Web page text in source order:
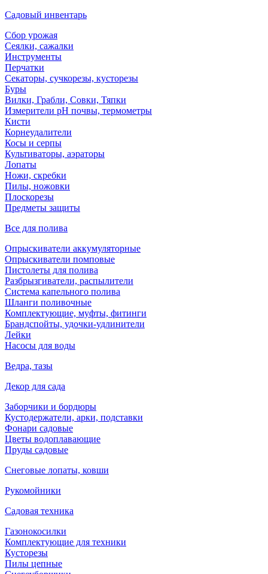
Садовый инвентарь
Сбор урожая
Сеялки, сажалки
Инструменты
Перчатки
Секаторы, сучкорезы, кусторезы
Буры
Вилки, Грабли, Совки, Тяпки
Измерители pH почвы, термометры
Кисти
Корнеудалители
Косы и серпы
Культиваторы, аэраторы
Лопаты
Ножи, скребки
Пилы, ножовки
Плоскорезы
Предметы защиты
Все для полива
Опрыскиватели аккумуляторные
Опрыскиватели помповые
Пистолеты для полива
Разбрызгиватели, распылители
Система капельного полива
Шланги поливочные
Комплектующие, муфты, фитинги
Брандспойты, удочки-удлинители
Лейки
Насосы для воды
Ведра, тазы
Декор для сада
Заборчики и бордюры
Кустодержатели, арки, подставки
Фонари садовые
Цветы водоплавающие
Пруды садовые
Снеговые лопаты, ковши
Рукомойники
Садовая техника
Газонокосилки
Комплектующие для техники
Кусторезы
Пилы цепные